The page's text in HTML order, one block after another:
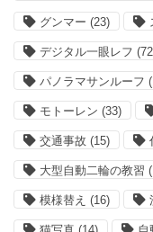
グンマー (23)
デジタル一眼レフ
パノラマサンルーフ
モトーレン (33)
交通事故 (15)
大型自動二輪の教習
模様替え (16)